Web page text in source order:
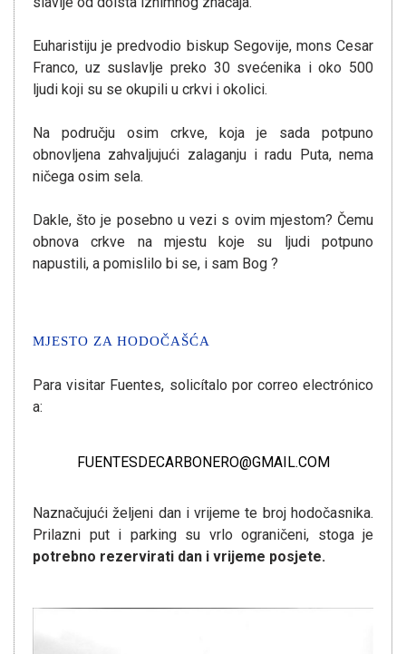
Euharistiju je predvodio biskup Segovije, mons Cesar
Franco, uz suslavlje preko 30 svećenika i oko 500
ljudi koji su se okupili u crkvi i okolici.
Na području osim crkve, koja je sada potpuno
obnovljena zahvaljujući zalaganju i radu Puta, nema
ničega osim sela.
Dakle, što je posebno u vezi s ovim mjestom? Čemu
obnova crkve na mjestu koje su ljudi potpuno
napustili, a pomislilo bi se, i sam Bog ?
MJESTO ZA HODOČAŠĆA
Para visitar Fuentes, solicítalo por correo electrónico
a:
FUENTESDECARBONERO@GMAIL.COM
Naznačujući željeni dan i vrijeme te broj hodočasnika.
Prilazni put i parking su vrlo ograničeni, stoga je
potrebno rezervirati dan i vrijeme posjete.